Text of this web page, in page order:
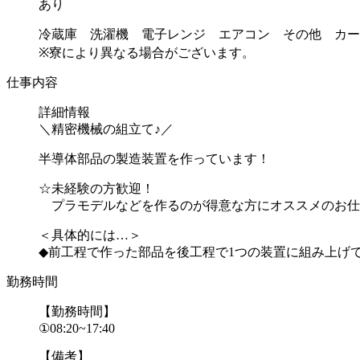
あり
冷蔵庫 洗濯機 電子レンジ エアコン その他 カー
※寮により異なる場合がございます。
仕事内容
詳細情報
＼精密機械の組立て♪／
半導体部品の製造装置を作っています！
☆未経験の方歓迎！
プラモデルなどを作るのが得意な方にオススメのお
＜具体的には…＞
◆前工程で作った部品を後工程で1つの装置に組み上げ
勤務時間
【勤務時間】
①08:20~17:40
【備考】